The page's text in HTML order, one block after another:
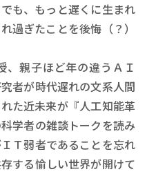
も、もっと遅くに生まれ
過ぎたことを後悔（？）
、親子ほど年の違うＡＩ
者が時代遅れの文系人間
た近未来が『人工知能革
学者の雑談トークを読み
Ｔ弱者であることを忘れ
する愉しい世界が開けて